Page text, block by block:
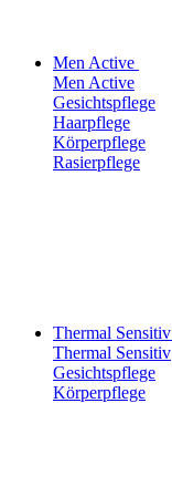
Men Active
Men Active
Gesichtspflege
Haarpflege
Körperpflege
Rasierpflege
Thermal Sensitiv
Thermal Sensitiv
Gesichtspflege
Körperpflege